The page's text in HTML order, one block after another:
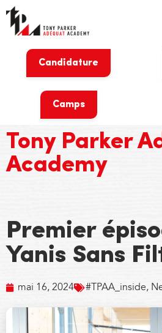
Candidature
Camps
Tony Parker
Academy
Premier
Yanis Sans
mai 16, 2024 #TPAA_inside,